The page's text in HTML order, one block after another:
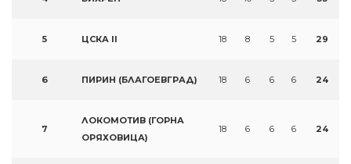
5 ЦСКА II 18 8 5 5 29
6 ПИРИН (БЛАГОЕВГРАД) 18 6 6 6 24
7
ЛОКОМОТИВ (ГОРНА
ОРЯХОВИЦА)
18 6 6 6 24